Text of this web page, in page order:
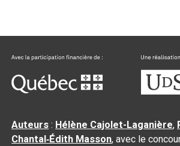
Auteurs : Hélène Cajolet-Laganière,
Chantal‑Édith Masson, avec le